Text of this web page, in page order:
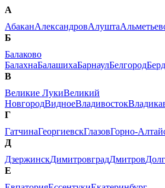
А
АбаканАлександровАлушта
Б
Балаково
БалахнаБалашихаБарнаулБелгород
В
Великие ЛукиВеликий
НовгородВидноеВладивосток
Г
ГатчинаГеоргиевскГлазовГорно-
Д
ДзержинскДимитровградДмитров
Е